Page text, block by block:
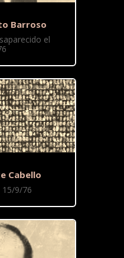
Barroso
el
Cabello
15/9/76